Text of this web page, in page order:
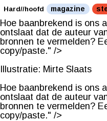
Illustratie: Mirte Slaats
Hoe baanbrekend is ons
ontslaat dat de auteur
bronnen te vermelden?
copy/paste." />
Illustratie: Mirte Slaats
Hoe baanbrekend is ons
ontslaat dat de auteur
bronnen te vermelden?
copy/paste." />
Hard//hoofd magazine